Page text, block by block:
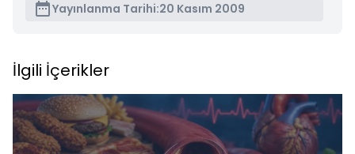
Yayınlanma Tarihi:20 Kasım 2009
İlgili İçerikler